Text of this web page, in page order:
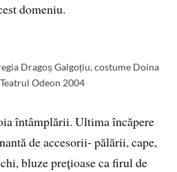
domeniu.
Dragoș Galgoțiu, costume Doina
Odeon 2004
întâmplării. Ultima încăpere
de accesorii- pălării, cape,
bluze prețioase ca firul de